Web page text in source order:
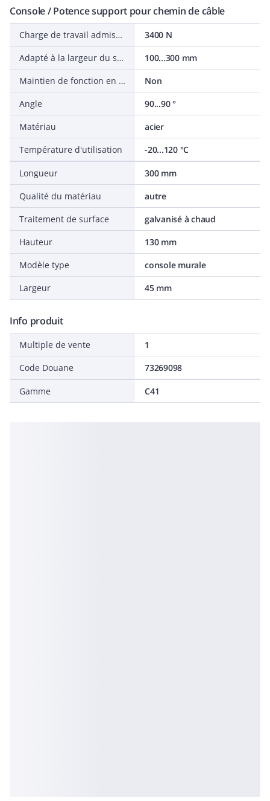
Console / Potence support pour chemin de câble
Charge de travail admissible selon IEC 61537
3400 N
Adapté à la largeur du système de support de câble
100...300 mm
Maintien de fonction en cas d'incendie
Non
Angle
90...90 °
Matériau
acier
Température d'utilisation
-20...120 °C
Longueur
300 mm
Qualité du matériau
autre
Traitement de surface
galvanisé à chaud
Hauteur
130 mm
Modèle type
console murale
Largeur
45 mm
Info produit
Multiple de vente
1
Code Douane
73269098
Gamme C41